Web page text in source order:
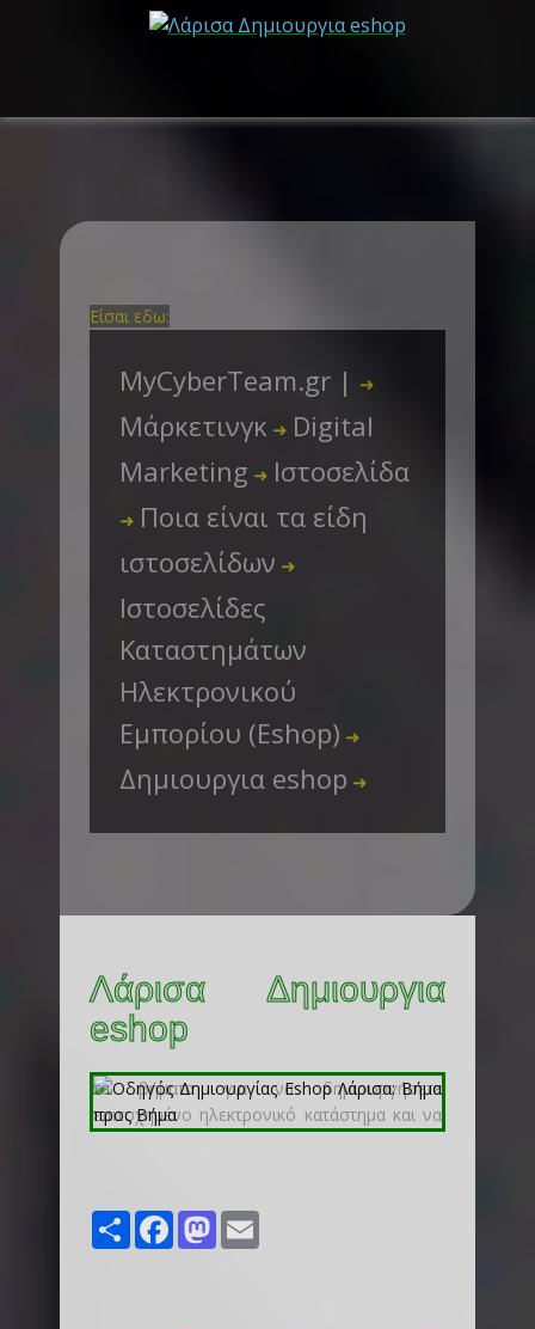
Είσαι εδω:
MyCyberTeam.gr | ➜
Μάρκετινγκ ➜ Digital
Marketing ➜ Ιστοσελίδα
➜ Ποια είναι τα είδη
ιστοσελίδων ➜
Ιστοσελίδες
Καταστημάτων
Ηλεκτρονικού
Εμπορίου (Eshop) ➜
Δημιουργια eshop ➜
Λάρισα Δημιουργια
eshop
Share FacebookMastodon